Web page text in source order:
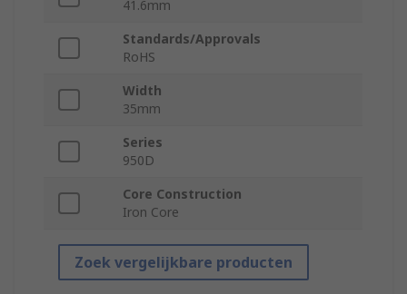
41.6mm
Standards/Approvals
RoHS
Width
35mm
Series
950D
Core Construction
Iron Core
Zoek vergelijkbare producten